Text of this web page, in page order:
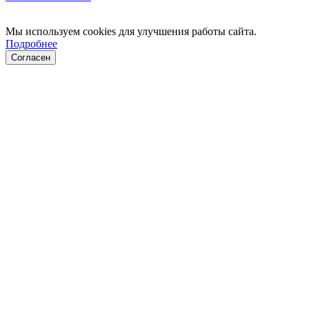
Мы используем cookies для улучшения работы сайта.
Подробнее
Согласен